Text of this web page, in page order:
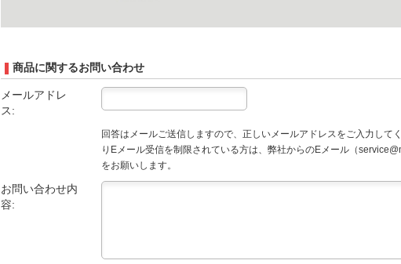
商品に関するお問い合わせ
メールアドレ
ス:
回答はメールご送信しますので、正しいメールアドレスをご入力して
りEメール受信を制限されている方は、弊社からのEメール（
をお願いします。
お問い合わせ内
容: